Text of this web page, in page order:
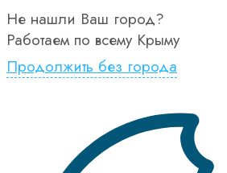
Не нашли Ваш город?
Работаем по всему Крыму
Продолжить без города